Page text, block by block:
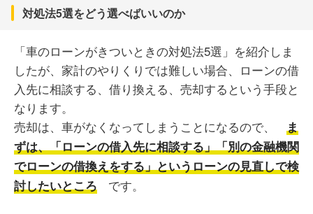
対処法5選をどう選べばいいのか
「車のローンがきついときの対処法5選」を紹介しま
したが、家計のやりくりでは難しい場合、ローンの借
入先に相談する、借り換える、売却するという手段と
なります。
売却は、車がなくなってしまうことになるので、
ま
ずは、「ローンの借入先に相談する」「別の金融機関
でローンの借換えをする」というローンの見直しで検
討したいところ
です。